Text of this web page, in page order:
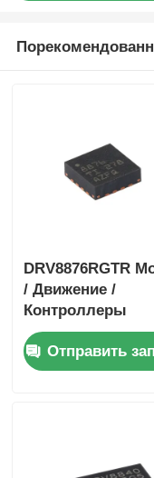
DRV8876RGTR
/ Движение /
Контроллеры
зажигания и
драйверы 40-V
H-мостовой
Отправить